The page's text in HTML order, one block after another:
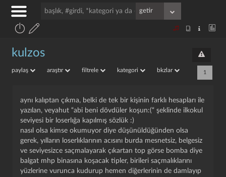
kulzos
paylaş araştır filtrele kategori bkzlar 1
aynı kalıptan çıkma, belki de tek bir kişinin farklı hesapları ile
yazılan, veyahut “abi beni dövdüler koşun:(“ şeklinde ilkokul
seviyesi bir loserlığa kapılmış sözlük :)
nasıl olsa kimse okumuyor diye düşünüldüğünden olsa
gerek, yılların loserlıklarının acısını burda mesnetsiz, belgesiz
ve seviyesizce saçmalayarak çıkartan top görse bomba diye
balgat mhp binasına koşacak tipler, birileri saçmalıklarını
yüzlerine vurunca kudurup hemen diğerlerinin de damlayıp